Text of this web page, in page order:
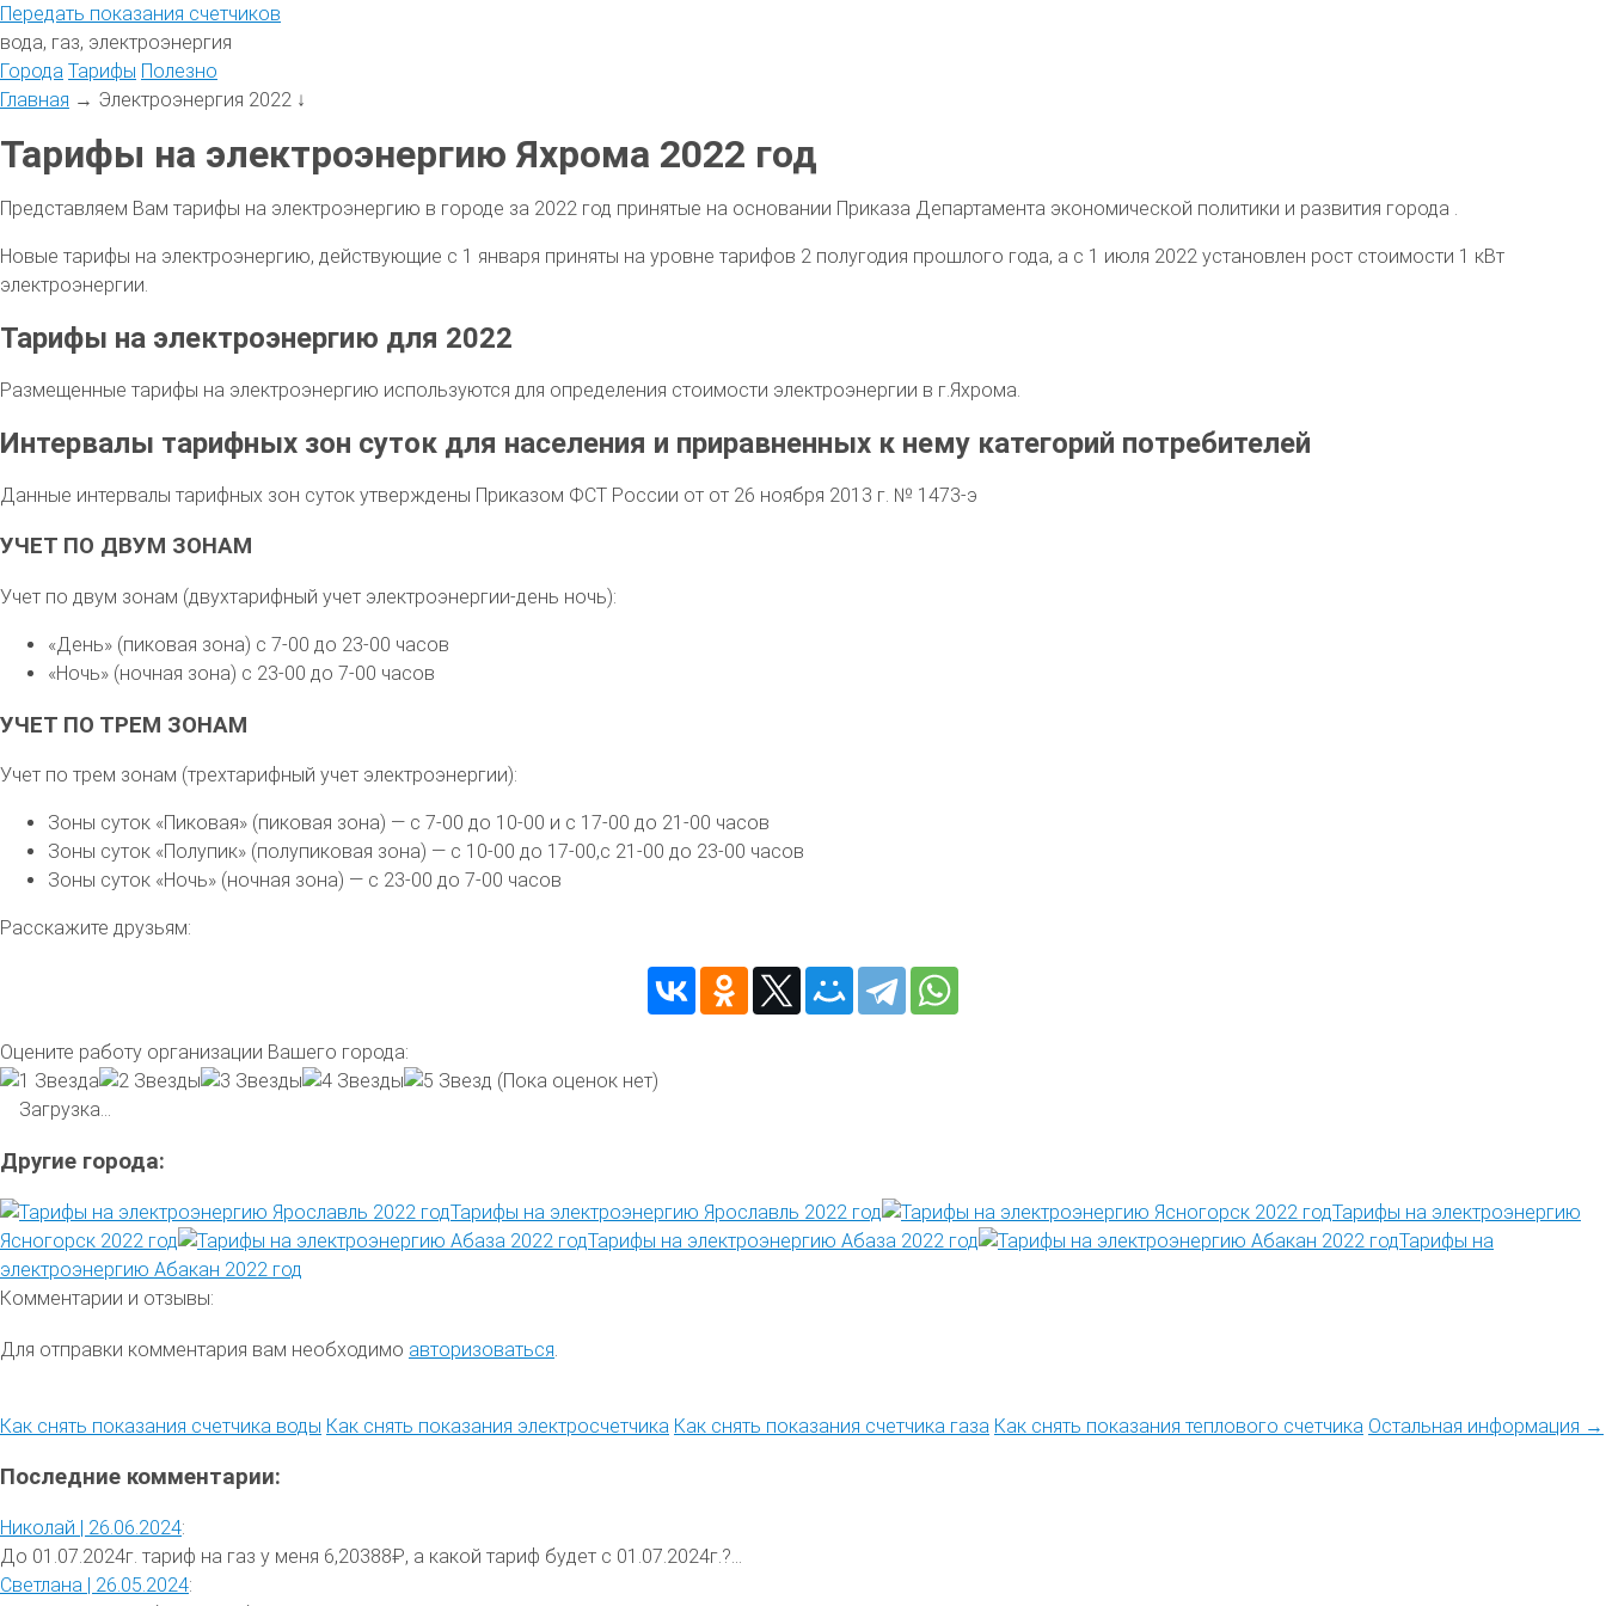
Передать показания счетчиков
вода, газ, электроэнергия
Города Тарифы Полезно
Главная → Электроэнергия 2022 ↓
Тарифы на электроэнергию Яхрома 2022 год
Представляем Вам тарифы на электроэнергию в городе за 2022 год принятые на основании Приказа Департамента экономической политики и развития города .
Новые тарифы на электроэнергию, действующие с 1 января приняты на уровне тарифов 2 полугодия прошлого года, а с 1 июля 2022 установлен рост стоимости 1 кВт
электроэнергии.
Тарифы на электроэнергию для 2022
Размещенные тарифы на электроэнергию используются для определения стоимости электроэнергии в г.Яхрома.
Интервалы тарифных зон суток для населения и приравненных к нему категорий потребителей
Данные интервалы тарифных зон суток утверждены Приказом ФСТ России от от 26 ноября 2013 г. № 1473-э
УЧЕТ ПО ДВУМ ЗОНАМ
Учет по двум зонам (двухтарифный учет электроэнергии-день ночь):
«День» (пиковая зона) с 7-00 до 23-00 часов
«Ночь» (ночная зона) с 23-00 до 7-00 часов
УЧЕТ ПО ТРЕМ ЗОНАМ
Учет по трем зонам (трехтарифный учет электроэнергии):
Зоны суток «Пиковая» (пиковая зона) — с 7-00 до 10-00 и с 17-00 до 21-00 часов
Зоны суток «Полупик» (полупиковая зона) — с 10-00 до 17-00,с 21-00 до 23-00 часов
Зоны суток «Ночь» (ночная зона) — с 23-00 до 7-00 часов
Расскажите друзьям:
Оцените работу организации Вашего города:
(Пока оценок нет)
Загрузка...
Другие города:
Тарифы на электроэнергию Ярославль 2022 год
Тарифы на электроэнергию
Ясногорск 2022 год
Тарифы на электроэнергию Абаза 2022 год
Тарифы на
электроэнергию Абакан 2022 год
Комментарии и отзывы:
Для отправки комментария вам необходимо авторизоваться
Как снять показания счетчика воды Как снять показания электросчетчика Как снять показания счетчика газа Как снять показания теплового счетчика Остальная информация →
Последние комментарии:
Николай | 26.06.2024:
До 01.07.2024г. тариф на газ у меня 6,20388₽, а какой тариф будет с 01.07.2024г.?...
Светлана | 26.05.2024: